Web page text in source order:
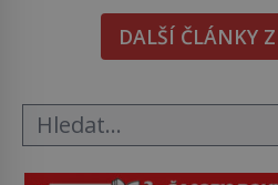
i bude chutnat, ovšem měl
občasný pamlsek. […]
DALŠÍ ČLÁNKY